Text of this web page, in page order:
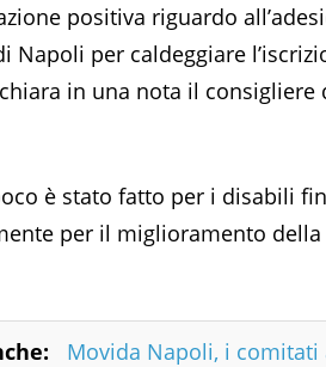
positiva riguardo
Napoli per caldeggiare
in una nota il
è stato fatto per i disabili
per il miglioramento
Movida Napoli, i